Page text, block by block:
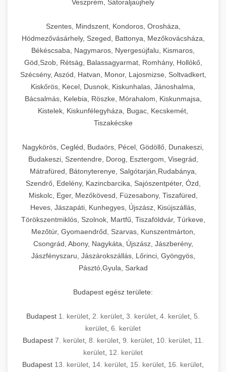
Veszprém, Sátoraljaújhely
Szentes, Mindszent, Kondoros, Orosháza,
Hódmezővásárhely, Szeged, Battonya, Mezőkovácsháza,
Békéscsaba, Nagymaros, Nyergesújfalu, Kismaros,
Göd,Szob, Rétság, Balassagyarmat, Romhány, Hollókő,
Szécsény, Aszód, Hatvan, Monor, Lajosmizse, Soltvadkert,
Kiskőrös, Kecel, Dusnok, Kiskunhalas, Jánoshalma,
Bácsalmás, Kelebia, Röszke, Mórahalom, Kiskunmajsa,
Kistelek, Kiskunfélegyháza, Bugac, Kecskemét,
Tiszakécske
Nagykörös, Cegléd, Budaörs, Pécel, Gödöllő, Dunakeszi,
Budakeszi, Szentendre, Dorog, Esztergom, Visegrád,
Mátrafüred, Bátonyterenye, Salgótarján,Rudabánya,
Szendrő, Edelény, Kazincbarcika, Sajószentpéter, Ózd,
Miskolc, Eger, Mezőkövesd, Füzesabony, Tiszafüred,
Heves, Jászapáti, Kunhegyes, Újszász, Kisújszállás,
Törökszentmiklós, Szolnok, Martfű, Tiszaföldvár, Túrkeve,
Mezőtúr, Gyomaendrőd, Szarvas, Kunszentmárton,
Csongrád, Abony, Nagykáta, Újszász, Jászberény,
Jászfényszaru, Jászárokszállás, Lőrinci, Gyöngyös,
Pásztó,Gyula, Sarkad
Budapest egész területe:
Budapest 1. kerület 2. kerület 3. kerület 4. kerület 5.
kerület 6. kerület
Budapest 7. kerület, 8. kerület, 9. kerület, 10. kerület, 11.
kerület 12. kerület
Budapest 13. kerület 14. kerület 15. kerület 16. kerület